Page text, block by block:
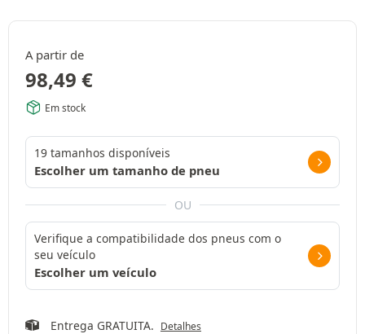
A partir de
98,49 €
Em stock
19 tamanhos disponíveis
Escolher um tamanho de pneu
OU
Verifique a compatibilidade dos pneus com o
seu veículo
Escolher um veículo
Entrega GRATUITA. Detalhes